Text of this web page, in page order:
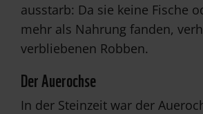
ausstarb: Da sie keine Fische
mehr als Nahrung fanden,
verbliebenen Robben.
Der Auerochse
In der Steinzeit war der